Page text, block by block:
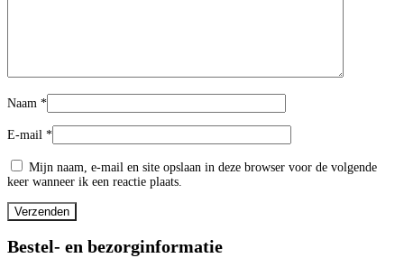
Naam *
E-mail *
Mijn naam, e-mail en site opslaan in deze browser voor de volgende
keer wanneer ik een reactie plaats.
Bestel- en bezorginformatie